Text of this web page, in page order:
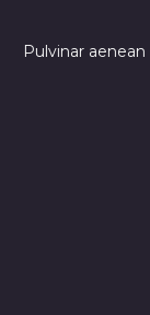
Pulvinar